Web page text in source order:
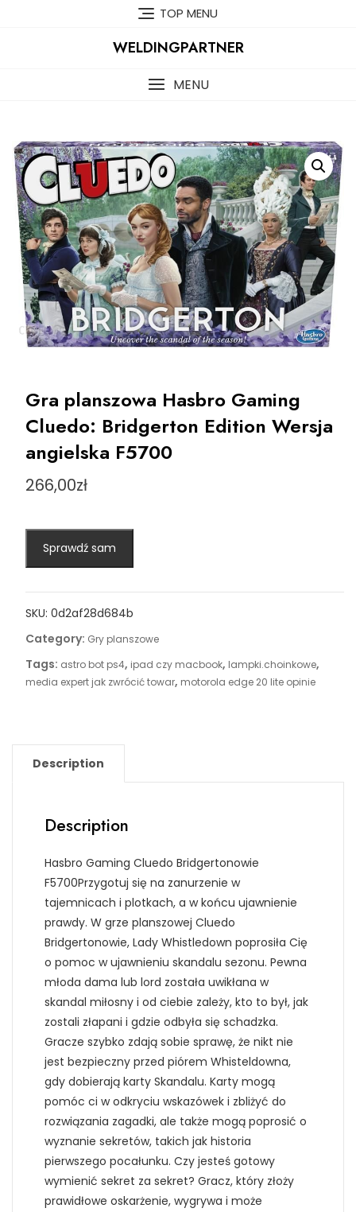
TOP MENU
WELDINGPARTNER
MENU
Gra planszowa Hasbro Gaming
Cluedo: Bridgerton Edition Wersja
angielska F5700
266,00zł
Sprawdź sam
SKU: 0d2af28d684b
Category: Gry planszowe
Tags: astro bot ps4, ipad czy macbook, lampki.choinkowe,
media expert jak zwrócić towar, motorola edge 20 lite opinie
Description
Description
Hasbro Gaming Cluedo Bridgertonowie
F5700Przygotuj się na zanurzenie w
tajemnicach i plotkach, a w końcu ujawnienie
prawdy. W grze planszowej Cluedo
Bridgertonowie, Lady Whistledown poprosiła Cię
o pomoc w ujawnieniu skandalu sezonu. Pewna
młoda dama lub lord została uwikłana w
skandal miłosny i od ciebie zależy, kto to był, jak
zostali złapani i gdzie odbyła się schadzka.
Gracze szybko zdają sobie sprawę, że nikt nie
jest bezpieczny przed piórem Whisteldowna,
gdy dobierają karty Skandalu. Karty mogą
pomóc ci w odkryciu wskazówek i zbliżyć do
rozwiązania zagadki, ale także mogą poprosić o
wyznanie sekretów, takich jak historia
pierwszego pocałunku. Czy jesteś gotowy
wymienić sekret za sekret? Gracz, który złoży
prawidłowe oskarżenie, wygrywa i może